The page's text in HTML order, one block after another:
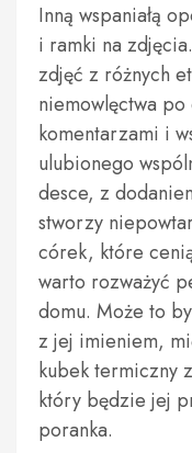
Inną wspaniałą
i ramki na
zdjęć z różnych
niemowlęctwa
komentarzami i
ulubionego
desce, z
stworzy
córek, które
warto rozważyć
domu. Może to
z jej imieniem,
kubek termiczny
który będzie jej
poranka.